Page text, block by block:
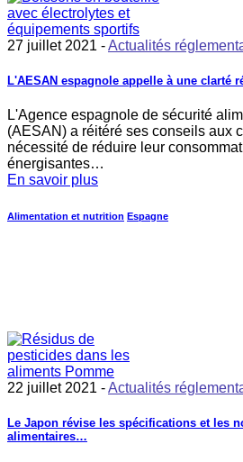
27 juillet 2021 -Actualités
L'AESAN espagnole appelle à une clarté
L'Agence espagnole de sécurité
(AESAN) a réitéré ses conseils aux
nécessité de réduire leur
énergisantes…
En savoir plus
Alimentation et nutrition Espagne
22 juillet 2021 -Actualités
Le Japon révise les spécifications et les
alimentaires…